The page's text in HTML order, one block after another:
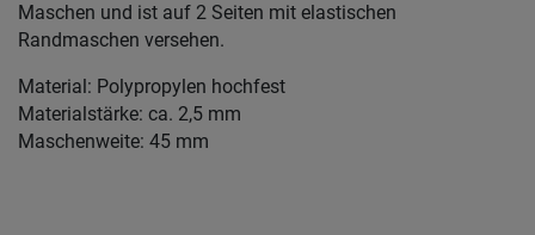
Maschen und ist auf 2 Seiten mit elastischen
Randmaschen versehen.
Material: Polypropylen hochfest
Materialstärke: ca. 2,5 mm
Maschenweite: 45 mm